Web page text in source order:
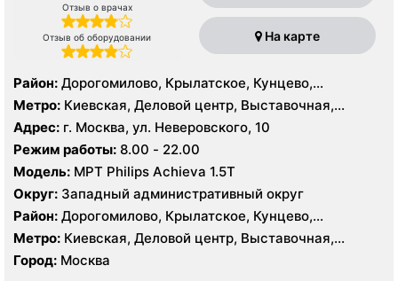
Отзыв о врачах
Отзыв об оборудовании На карте
Район: Дорогомилово, Крылатское, Кунцево,
Можайский, Раменки, Филёвский Парк
Метро: Киевская, Деловой центр, Выставочная,
Багратионовская, Кунцевская, Минская, Парк Победы,
Пионерская, Славянский бульвар, Студенческая,
Филевский парк, Фили, Шелепиха
Адрес: г. Москва, ул. Неверовского, 10
Режим работы: 8.00 - 22.00
Модель:
МРТ Philips Achieva 1.5T
Округ: Западный административный округ
Район: Дорогомилово, Крылатское, Кунцево,
Можайский, Раменки, Филёвский Парк
Метро: Киевская, Деловой центр, Выставочная,
Багратионовская, Кунцевская, Минская, Парк Победы,
Пионерская, Славянский бульвар, Студенческая,
Город: Москва